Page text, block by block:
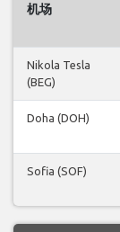
机场
Nikola Tesla
(BEG)
Doha (DOH)
Sofia (SOF)